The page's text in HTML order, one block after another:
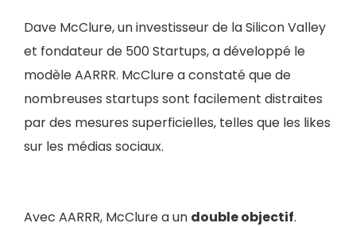
Dave McClure, un investisseur de la Silicon Valley
et fondateur de 500 Startups, a développé le
modèle AARRR. McClure a constaté que de
nombreuses startups sont facilement distraites
par des mesures superficielles, telles que les likes
sur les médias sociaux.
Avec AARRR, McClure a un double objectif.